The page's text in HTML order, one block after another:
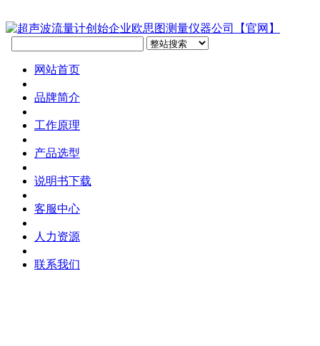
网站首页
品牌简介
工作原理
产品选型
说明书下载
客服中心
人力资源
联系我们